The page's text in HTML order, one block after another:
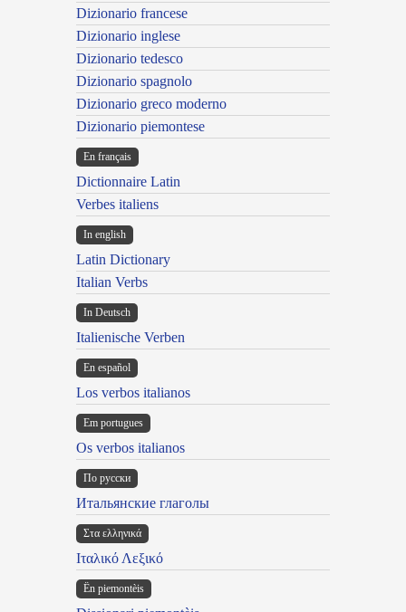
Dizionario francese
Dizionario inglese
Dizionario tedesco
Dizionario spagnolo
Dizionario greco moderno
Dizionario piemontese
En français
Dictionnaire Latin
Verbes italiens
In english
Latin Dictionary
Italian Verbs
In Deutsch
Italienische Verben
En español
Los verbos italianos
Em portugues
Os verbos italianos
По русски
Итальянские глаголы
Στα ελληνικά
Ιταλικό Λεξικό
Ën piemontèis